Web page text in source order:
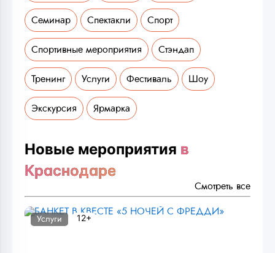
Семинар Спектакли Спорт
Спортивные мероприятия Стэндап
Тренинг Услуги Фестиваль Шоу
Экскурсия Ярмарка
Новые мероприятия в
Краснодаре
Смотреть все
Услуги 12+